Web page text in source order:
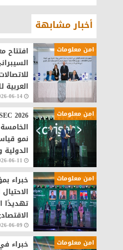
أخبار مشابهة
امن معلومات
افتتاح
العربية
06-14
امن معلومات
نمو
كمركز
06-11
امن معلومات
تهديدًا
06-09
امن معلومات